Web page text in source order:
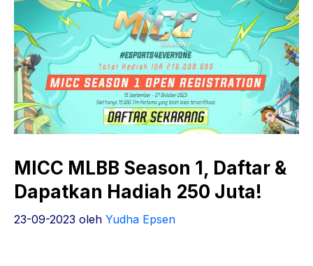
MICC MLBB Season 1, Daftar &
Dapatkan Hadiah 250 Juta!
23-09-2023 oleh Yudha Epsen